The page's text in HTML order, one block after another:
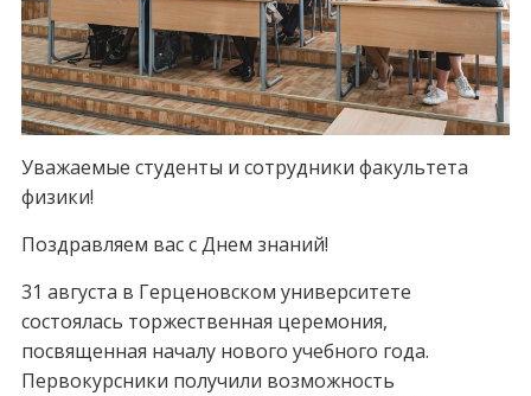
Уважаемые студенты и сотрудники факультета
физики!
Поздравляем вас с Днем знаний!
31 августа в Герценовском университете
состоялась торжественная церемония,
посвященная началу нового учебного года.
Первокурсники получили возможность